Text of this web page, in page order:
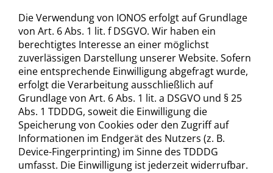
Die Verwendung von IONOS erfolgt auf Grundlage
von Art. 6 Abs. 1 lit. f DSGVO. Wir haben ein
berechtigtes Interesse an einer möglichst
zuverlässigen Darstellung unserer Website. Sofern
eine entsprechende Einwilligung abgefragt wurde,
erfolgt die Verarbeitung ausschließlich auf
Grundlage von Art. 6 Abs. 1 lit. a DSGVO und § 25
Abs. 1 TDDDG, soweit die Einwilligung die
Speicherung von Cookies oder den Zugriff auf
Informationen im Endgerät des Nutzers (z. B.
Device-Fingerprinting) im Sinne des TDDDG
umfasst. Die Einwilligung ist jederzeit widerrufbar.